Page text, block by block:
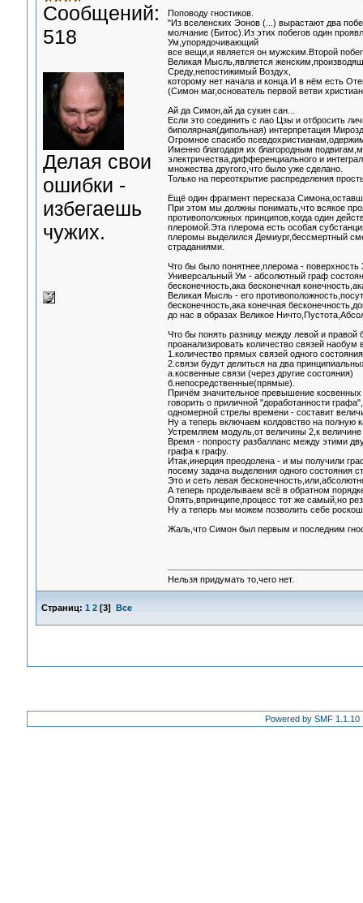
Сообщений:
518
Делая свои
ошибки -
избегаешь
чужих.
Поповоду гностиков.
"Из вселенских Эонов (...) вырастают два
молчание (Битос).Из этих побегов один
Ум,упорядочивающий
все вещи,и является он мужским.Второй
Великая Мысль,является
Среду,непостижимый Воздух,
которому нет начала и конца.И в нём есть
(Симон маг,основатель первой ветви
Ай да Симон,ай да сукин сан...
Если это соединить с лао Цзы и отбросить
биполярная(дипольная) интерпретация
Огромное спасибо
Именно благодаря их благородным
электричества,дифференциального и
множества другого,что было уже сделано.
Только на переоткрытие распределения
Ещё один фрагмент пересказа
При этом мы должны понимать,что всякое
противоположных принципов,когда один
плеромой.Эта плерома есть особая
плеромы выделился Демиург,бессмертный
страданиями.
Что бы было понятнее,плерома - поверхность
Универсальный Ум - абсолютный граф
бесконечность,ака бесконечная
Великая Мысль - его
бесконечность,ака конечная
до нас в образах Великое
Что бы понять разницу между левой и
проанализировать количество связей наобум
1.количество прямых связей одного
2.связи будут делиться на два
а.косвенные связи (через другие состояния)
б.непосредственные(прямые).
Причём значительное превышение
говорить о приличной "доработанности
одномерной стрелы времени - составит
Ну а теперь включаем колдовство на полную
Устремляем модуль,от величины 2,к
Время - попросту разбалланс между этими
графа к графу.
Итак,инерция преодолена - и мы получили
посему задача выделения одного состояния
Это и сеть левая
А теперь проделываем всё в обратном
Опять,впринципе,процесс тот же самый,но
Ну а теперь мы можем позволить себе
Жаль,что Симон был первым и последним
Нельзя придумать то,чего нет.
Страниц: 1 2[3] Все
Powered by SMF 1.1.10